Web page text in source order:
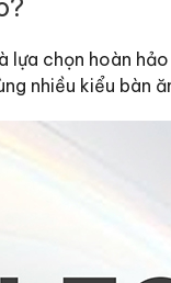
chọn hoàn
nhiều kiểu